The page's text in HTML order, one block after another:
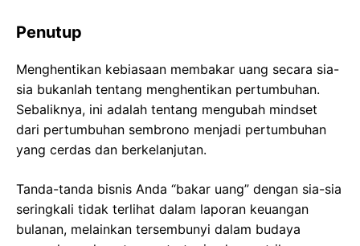
Penutup
Menghentikan kebiasaan membakar uang secara sia-
sia bukanlah tentang menghentikan pertumbuhan.
Sebaliknya, ini adalah tentang mengubah mindset
dari pertumbuhan sembrono menjadi pertumbuhan
yang cerdas dan berkelanjutan.
Tanda-tanda bisnis Anda “bakar uang” dengan sia-sia
seringkali tidak terlihat dalam laporan keuangan
bulanan, melainkan tersembunyi dalam budaya